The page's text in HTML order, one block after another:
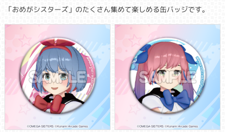
「おめがシスターズ」のたくさん集めて楽しめる缶バッジです。